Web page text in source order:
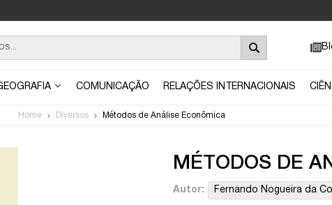
COMUNICAÇÃO RELAÇÕES INTERNACIONAIS
Home Diversos Métodos de Análise Econômica
MÉTODOS DE
Autor: Fernando Nogueira da